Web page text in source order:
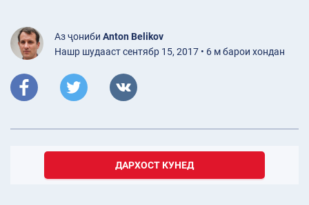
Аз ҷониби Anton Belikov
Нашр шудааст сентябр 15, 2017 • 6 м барои хондан
ДАРХОСТ КУНЕД